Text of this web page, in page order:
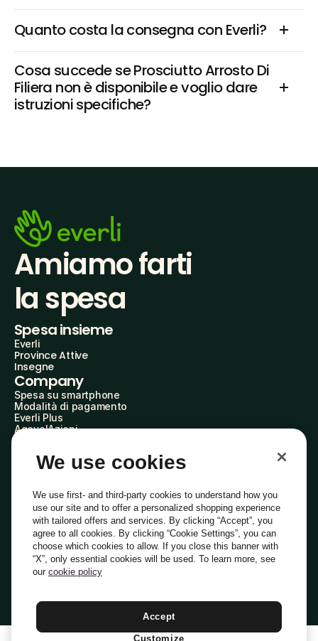
Quanto costa la consegna con Everli?
Cosa succede se Prosciutto Arrosto Di
Filiera non è disponibile e voglio dare
istruzioni specifiche?
Amiamo farti
la spesa
Spesa insieme
Everli
Province Attive
Insegne
Company
Spesa su smartphone
Modalità di pagamento
Everli Plus
AgevolAzioni
Everli Shoppers
Scopri chi siamo
Domande frequenti
Lavora con noi
Diventa Shopper
Investitori
PrivacyCookiePreferenze Cookie
Termini e Condizioni
Italiano
We use cookies
We use first- and third-party cookies to understand how you
use our site and to offer a personalized shopping experience
with tailored offers and services. By clicking “Accept”, you
agree to all cookies. By clicking “Cookie Settings”, you can
choose which cookies to allow. If you close this banner with
“X”, only essential cookies will be used. To learn more, see
our cookie policy
Accept
Customize